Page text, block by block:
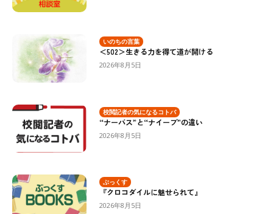
いのちの言葉
＜502＞生きる力を得て道が開ける
2026年8月5日
校閲記者の気になるコトバ
“ナーバス”と“ナイーブ”の違い
2026年8月5日
ぶっくす
『クロコダイルに魅せられて』
2026年8月5日